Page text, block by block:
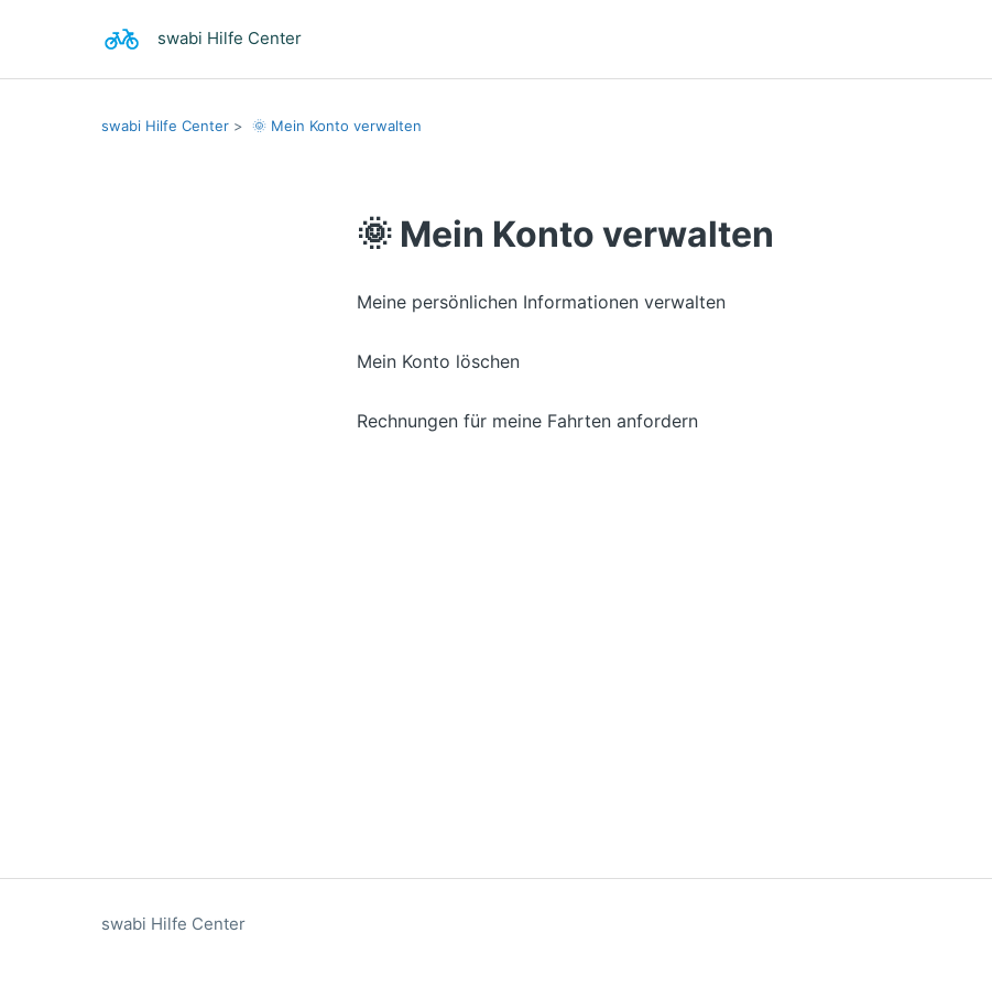
swabi Hilfe Center
swabi Hilfe Center 🌞 Mein Konto verwalten
🌞 Mein Konto verwalten
Meine persönlichen Informationen verwalten
Mein Konto löschen
Rechnungen für meine Fahrten anfordern
swabi Hilfe Center